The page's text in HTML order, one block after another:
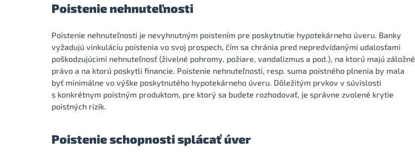
Poistenie nehnuteľnosti
Poistenie nehnuteľnosti je nevyhnutným poistením pre poskytnutie hypotekárneho úveru. Banky
vyžadujú vinkuláciu poistenia vo svoj prospech, čím sa chránia pred nepredvídanými udalosťami
poškodzujúcimi nehnuteľnosť (živelné pohromy, požiare, vandalizmus a pod.), na ktorú majú záložné
právo a na ktorú poskytli financie. Poistenie nehnuteľnosti, resp. suma poistného plnenia by mala
byť minimálne vo výške poskytnutého hypotekárneho úveru. Dôležitým prvkov v súvislosti
s konkrétnym poistným produktom, pre ktorý sa budete rozhodovať, je správne zvolené krytie
poistných rizík.
Poistenie schopnosti splácať úver